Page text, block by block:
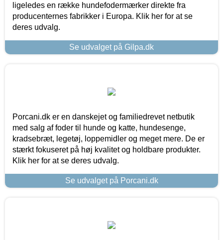
ligeledes en række hundefodermærker direkte fra
producenternes fabrikker i Europa. Klik her for at se
deres udvalg.
Se udvalget på Gilpa.dk
Porcani.dk er en danskejet og familiedrevet netbutik
med salg af foder til hunde og katte, hundesenge,
kradsebræt, legetøj, loppemidler og meget mere. De er
stærkt fokuseret på høj kvalitet og holdbare produkter.
Klik her for at se deres udvalg.
Se udvalget på Porcani.dk